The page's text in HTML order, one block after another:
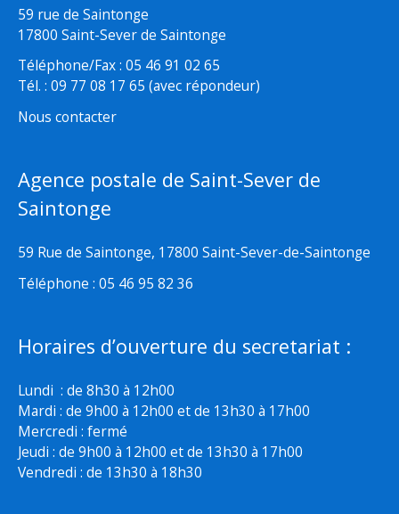
59 rue de Saintonge
17800 Saint-Sever de Saintonge
Téléphone/Fax : 05 46 91 02 65
Tél. : 09 77 08 17 65 (avec répondeur)
Nous contacter
Agence postale de Saint-Sever de
Saintonge
59 Rue de Saintonge, 17800 Saint-Sever-de-Saintonge
Téléphone : 05 46 95 82 36
Horaires d’ouverture du secretariat :
Lundi : de 8h30 à 12h00
Mardi : de 9h00 à 12h00 et de 13h30 à 17h00
Mercredi : fermé
Jeudi : de 9h00 à 12h00 et de 13h30 à 17h00
Vendredi : de 13h30 à 18h30